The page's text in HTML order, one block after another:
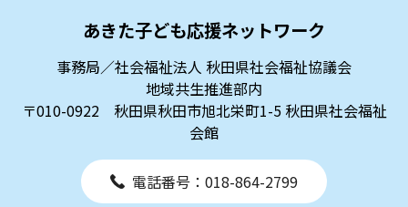
あきた子ども応援ネットワーク
事務局／社会福祉法人 秋田県社会福祉協議会
地域共生推進部内
〒010-0922 秋田県秋田市旭北栄町1-5 秋田県社会福祉
会館
電話番号：018-864-2799